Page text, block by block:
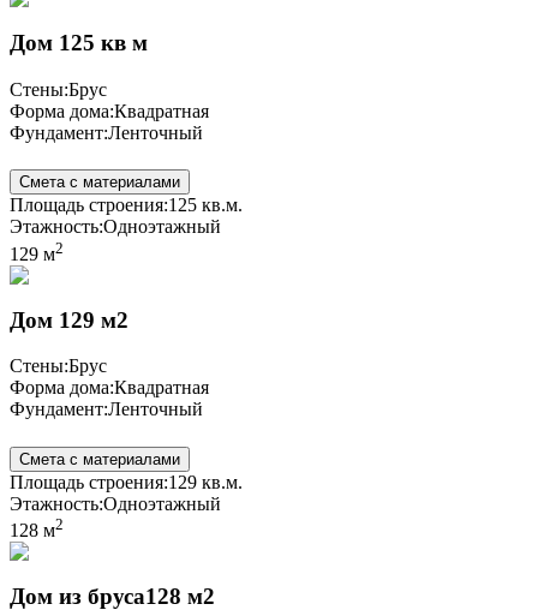
Дом 125 кв м
Стены:Брус
Форма дома:Квадратная
Фундамент:Ленточный
Смета с материалами
Площадь строения:125 кв.м.
Этажность:Одноэтажный
129 м2
Дом 129 м2
Стены:Брус
Форма дома:Квадратная
Фундамент:Ленточный
Смета с материалами
Площадь строения:129 кв.м.
Этажность:Одноэтажный
128 м2
Дом из бруса128 м2